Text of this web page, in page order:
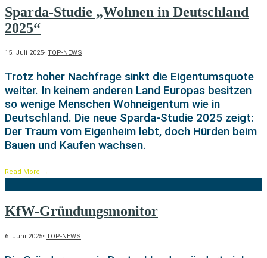
Sparda-Studie „Wohnen in Deutschland
2025“
15. Juli 2025• TOP-NEWS
Trotz hoher Nachfrage sinkt die Eigentumsquote
weiter. In keinem anderen Land Europas besitzen
so wenige Menschen Wohneigentum wie in
Deutschland. Die neue Sparda-Studie 2025 zeigt:
Der Traum vom Eigenheim lebt, doch Hürden beim
Bauen und Kaufen wachsen.
Read More →
KfW-Gründungsmonitor
6. Juni 2025• TOP-NEWS